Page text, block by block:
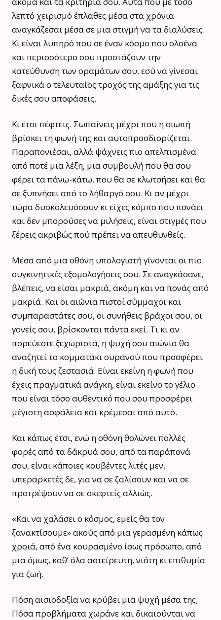
λεπτό χειρισμό έπλαθες μέσα στα χρόνια
αναγκάζεσαι μέσα σε μια στιγμή να τα διαλύσεις.
Κι είναι λυπηρό που σε έναν κόσμο που ολοένα
και περισσότερο σου προστάζουν την
κατεύθυνση των οραμάτων σου, εσύ να γίνεσαι
ξαφνικά ο τελευταίος τροχός της αμάξης για τις
δικές σου αποφάσεις.
Κι έτσι πέφτεις. Σωπαίνεις μέχρι που η σιωπή
βρίσκει τη φωνή της και αυτοπροσδιορίζεται.
Παραπονιέσαι, αλλά ψάχνεις πιο απελπισμένα
από ποτέ μια λέξη, μια συμβουλή που θα σου
φέρει τα πάνω-κάτω, που θα σε κλωτσήσει και θα
σε ξυπνήσει από το λήθαργό σου. Κι αν μέχρι
τώρα δυσκολευόσουν κι είχες κόμπο που πονάει
και δεν μπορούσες να μιλήσεις, είναι στιγμές που
ξέρεις ακριβώς πού πρέπει να απευθυνθείς.
Μέσα από μια οθόνη υπολογιστή γίνονται οι πιο
συγκινητικές εξομολογήσεις σου. Σε αναγκάσανε,
βλέπεις, να είσαι μακριά, ακόμη και να πονάς από
μακριά. Και οι αιώνια πιστοί σύμμαχοι και
συμπαραστάτες σου, οι συνήθεις βράχοι σου, οι
γονείς σου, βρίσκονται πάντα εκεί. Τι κι αν
πορεύεστε ξεχωριστά, η ψυχή σου αιώνια θα
αναζητεί το κομματάκι ουρανού που προσφέρει
η δική τους ζεστασιά. Είναι εκείνη η φωνή που
έχεις πραγματικά ανάγκη, είναι εκείνο το γέλιο
που είναι τόσο αυθεντικό που σου προσφέρει
μέγιστη ασφάλεια και κρέμεσαι από αυτό.
Και κάπως έτσι, ενώ η οθόνη θολώνει πολλές
φορές από τα δάκρυά σου, από τα παράπονά
σου, είναι κάποιες κουβέντες λιτές μεν,
υπεραρκετές δε, για να σε ζαλίσουν και να σε
προτρέψουν να σε σκεφτείς αλλιώς.
«Και να χαλάσει ο κόσμος, εμείς θα τον
ξανακτίσουμε» ακούς από μια γερασμένη κάπως
χροιά, από ένα κουρασμένο ίσως πρόσωπο, από
μια όμως, καθ’ όλα αστείρευτη, νιότη κι επιθυμία
για ζωή.
Πόση αισιοδοξία να κρύβει μια ψυχή μέσα της;
Πόσα προβλήματα χωράνε και δικαιούνται να